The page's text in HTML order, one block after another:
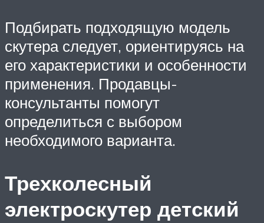
Подбирать подходящую модель
скутера следует, ориентируясь на
его характеристики и особенности
применения. Продавцы-
консультанты помогут
определиться с выбором
необходимого варианта.
Трехколесный
электроскутер детский